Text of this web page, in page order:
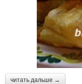
читать дальше →